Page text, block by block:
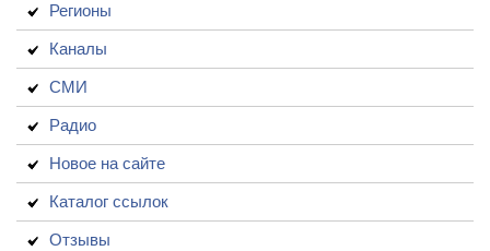
Регионы
Каналы
СМИ
Радио
Новое на сайте
Каталог ссылок
Отзывы